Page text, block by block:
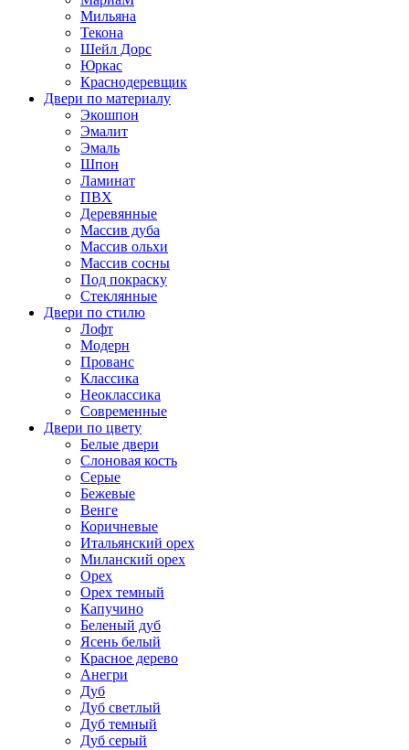
Мильяна
Текона
Шейл Дорс
Юркас
Краснодеревщик
Двери по материалу
Экошпон
Эмалит
Эмаль
Шпон
Ламинат
ПВХ
Деревянные
Массив дуба
Массив ольхи
Массив сосны
Под покраску
Стеклянные
Двери по стилю
Лофт
Модерн
Прованс
Классика
Неоклассика
Современные
Двери по цвету
Белые двери
Слоновая кость
Серые
Бежевые
Венге
Коричневые
Итальянский орех
Миланский орех
Орех
Орех темный
Капучино
Беленый дуб
Ясень белый
Красное дерево
Анегри
Дуб
Дуб светлый
Дуб темный
Дуб серый